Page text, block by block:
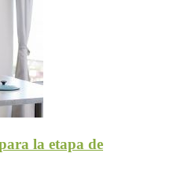
la etapa de